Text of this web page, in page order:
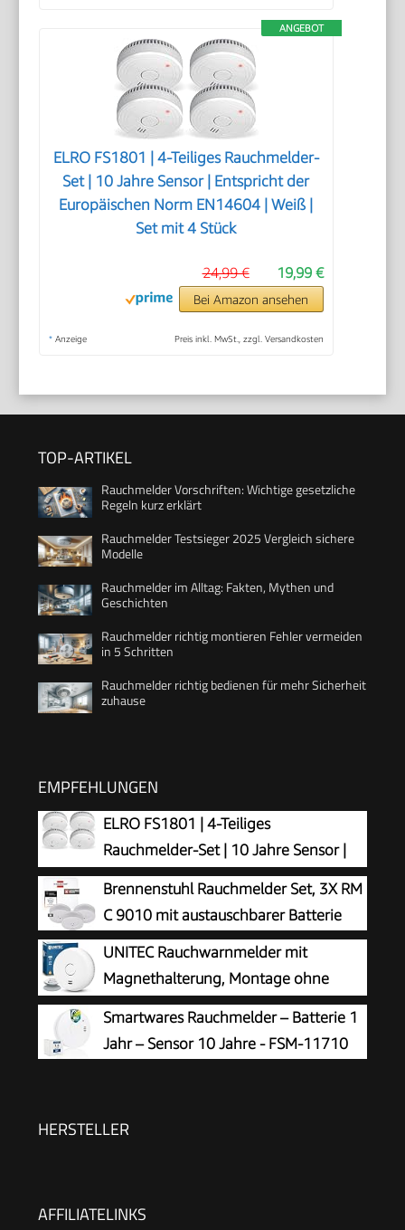
ANGEBOT
ELRO FS1801 | 4-Teiliges Rauchmelder-
Set | 10 Jahre Sensor | Entspricht der
Europäischen Norm EN14604 | Weiß |
Set mit 4 Stück
19,99 €
24,99 €
Bei Amazon ansehen
* Anzeige Preis inkl. MwSt., zzgl. Versandkosten
TOP-ARTIKEL
Rauchmelder Vorschriften: Wichtige gesetzliche
Regeln kurz erklärt
Rauchmelder Testsieger 2025 Vergleich sichere
Modelle
Rauchmelder im Alltag: Fakten, Mythen und
Geschichten
Rauchmelder richtig montieren Fehler vermeiden
in 5 Schritten
Rauchmelder richtig bedienen für mehr Sicherheit
zuhause
EMPFEHLUNGEN
ELRO FS1801 | 4-Teiliges
Rauchmelder-Set | 10 Jahre Sensor |
Entspricht der Europäischen Norm EN14604 |
Weiß | Set mit 4 Stück
Brennenstuhl Rauchmelder Set, 3X RM
C 9010 mit austauschbarer Batterie
UNITEC Rauchwarnmelder mit
Magnethalterung, Montage ohne
Werkzeug und Bohren, mit starken 3M
Klebepads für sicheren Halt, mit LED-
Funktionsanzeige, Alarm bei Rauchentwicklung
Smartwares Rauchmelder – Batterie 1
Jahr – Sensor 10 Jahre - FSM-11710
HERSTELLER
AFFILIATELINKS